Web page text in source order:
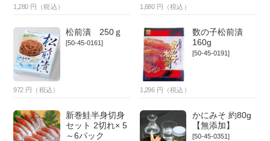
1,280 円（税込） 1,680 円（税込）
松前漬 250ｇ
[50-45-0161]
972 円（税込）
数の子松前漬
160g
[50-45-0191]
1,296 円（税込）
新巻鮭半身切身
セット 2切れ× 5
～6パック
かにみそ 約80g
【無添加】
[50-45-0351]